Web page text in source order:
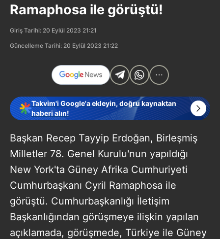
Ramaphosa ile görüştü!
Giriş Tarihi: 20 Eylül 2023 21:21
Güncelleme Tarihi: 20 Eylül 2023 21:22
Takvim'i Google'a ekleyin, doğru kaynaktan
haberi alın!
Başkan Recep Tayyip Erdoğan, Birleşmiş
Milletler 78. Genel Kurulu'nun yapıldığı
New York'ta Güney Afrika Cumhuriyeti
Cumhurbaşkanı Cyril Ramaphosa ile
görüştü. Cumhurbaşkanlığı İletişim
Başkanlığından görüşmeye ilişkin yapılan
açıklamada, görüşmede, Türkiye ile Güney